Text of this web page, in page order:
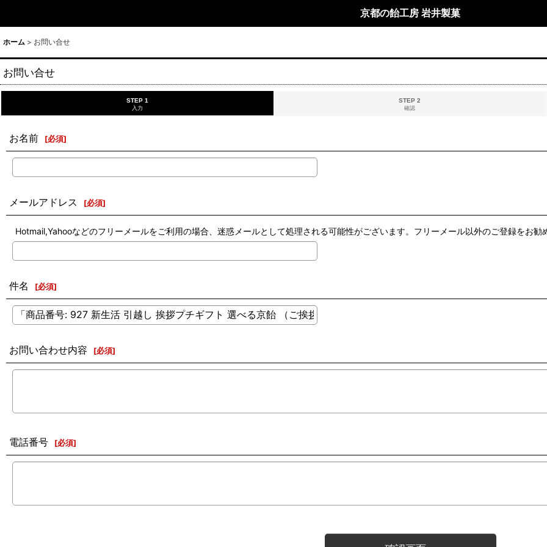
京都の飴工房 岩井製菓
ホーム > お問い合せ
お問い合せ
STEP 1
入力
STEP 2
確認
お名前 [必須]
メールアドレス [必須]
Hotmail,Yahooなどのフリーメールをご利用の場合、迷惑メールとして処理される可能性がございます。フリーメール以外のご登録をお勧
件名 [必須]
お問い合わせ内容 [必須]
電話番号 [必須]